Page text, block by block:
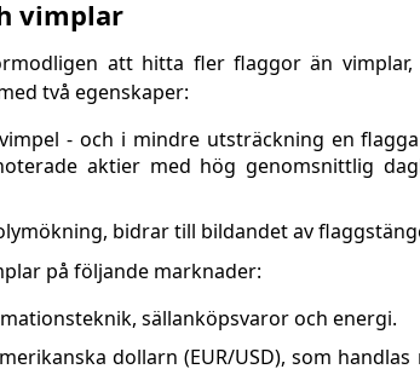
vimplar
att hitta fler flaggor än vimplar,
två egenskaper:
- och i mindre utsträckning en
aktier med hög genomsnittlig
bidrar till bildandet av
på följande marknader:
sällanköpsvaror och energi.
dollarn (EUR/USD), som